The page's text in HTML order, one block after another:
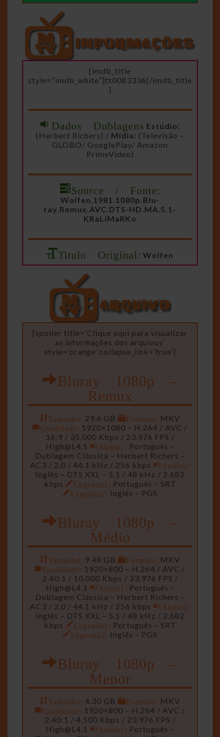
[imdb_title
style=”imdb_white”]tt0083336[/imdb_title
]
Dados Dublagens Estúdio:
(Herbert Richers) / Mídia: (Televisão –
GLOBO/ GooglePlay/ Amazon
PrimeVideo)
Source / Fonte:
Wolfen.1981.1080p.Blu-
ray.Remux.AVC.DTS-HD.MA.5.1-
KRaLiMaRKo
Titulo Original: Wolfen
[spoiler title=’Clique aqui para visualizar
as informações dos arquivos’
style=’orange’ collapse_link=’true’]
Bluray 1080p –
Remux
Tamanho: 29.6 GB Formato: MKV
Qualidade: 1920×1080 – H.264 / AVC /
16:9 / 35.000 Kbps / 23.976 FPS /
High@L4.1
Audio1: Português –
Dublagem Clássica – Herbert Richers –
AC3 / 2.0 / 44.1 kHz / 256 kbps
Audio2:
Inglês – DTS XXL – 5.1 / 48 kHz / 2.682
kbps
Legenda1: Português – SRT
Legenda2: Inglês – PGS
Bluray 1080p –
Médio
Tamanho: 9.48 GB Formato: MKV
Qualidade: 1920×800 – H.264 / AVC /
2.40:1 / 10.000 Kbps / 23.976 FPS /
High@L4.1
Audio1: Português –
Dublagem Clássica – Herbert Richers –
AC3 / 2.0 / 44.1 kHz / 256 kbps
Audio2:
Inglês – DTS XXL – 5.1 / 48 kHz / 2.682
kbps
Legenda1: Português – SRT
Legenda2: Inglês – PGS
Bluray 1080p –
Menor
Tamanho: 4.30 GB Formato: MKV
Qualidade: 1920×800 – H.264 / AVC /
2.40:1 / 4.500 Kbps / 23.976 FPS /
High@L4.1
Audio1: Português –